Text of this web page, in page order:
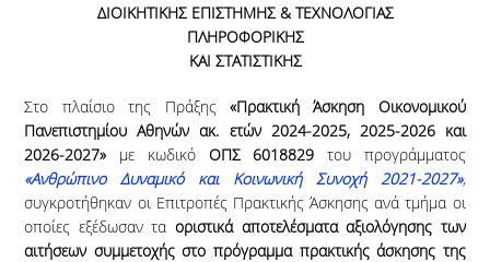
ΔΙΟΙΚΗΤΙΚΗΣ ΕΠΙΣΤΗΜΗΣ & ΤΕΧΝΟΛΟΓΙΑΣ
ΠΛΗΡΟΦΟΡΙΚΗΣ
ΚΑΙ ΣΤΑΤΙΣΤΙΚΗΣ
Στο πλαίσιο της Πράξης «Πρακτική Άσκηση Οικονομικού
Πανεπιστημίου Αθηνών ακ. ετών 2024-2025, 2025-2026 και
2026-2027» με κωδικό ΟΠΣ 6018829 του προγράμματος
«Ανθρώπινο Δυναμικό και Κοινωνική Συνοχή 2021-2027»,
συγκροτήθηκαν οι Επιτροπές Πρακτικής Άσκησης ανά τμήμα οι
οποίες εξέδωσαν τα οριστικά αποτελέσματα αξιολόγησης των
αιτήσεων συμμετοχής στο πρόγραμμα πρακτικής άσκησης της